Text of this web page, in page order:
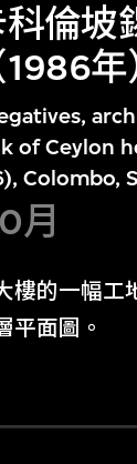
倫坡
of Ceylon
Colombo,
月
樓的一幅工
平面圖。